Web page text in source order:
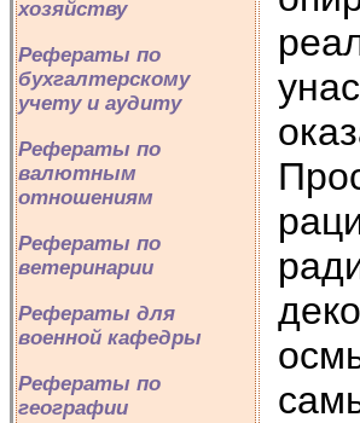
хозяйству
Рефераты по
бухгалтерскому
учету и аудиту
Рефераты по
валютным
отношениям
Рефераты по
ветеринарии
Рефераты для
военной кафедры
Рефераты по
географии